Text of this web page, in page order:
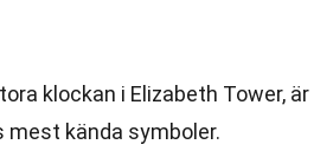
klockan i Elizabeth Tower, är
mest kända symboler.